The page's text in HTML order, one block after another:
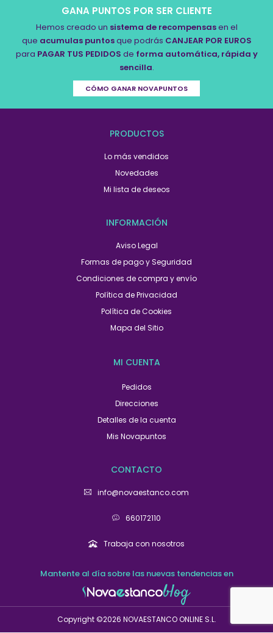
GANA PUNTOS POR SER CLIENTE
Hemos creado un sistema de recompensasen el
que acumulas puntosque podrás CANJEAR POR EUROS
para PAGAR TUS PEDIDOS de forma automática, rápida y
sencilla.
CÓMO GANAR NOVAPUNTOS
PRODUCTOS
Lo más vendidos
Novedades
Mi lista de deseos
INFORMACIÓN
Aviso Legal
Formas de pago y Seguridad
Condiciones de compra y envío
Política de Privacidad
Política de Cookies
Mapa del Sitio
MI CUENTA
Pedidos
Direcciones
Detalles de la cuenta
Mis Novapuntos
CONTACTO
info@novaestanco.com
660172110
Trabaja con nosotros
Mantente al día sobre las nuevas tendencias en
Copyright ©2026 NOVAESTANCO ONLINE S.L.